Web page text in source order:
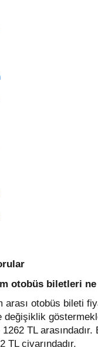
otobüs biletleri ne
arası otobüs bileti
değişiklik
TL arasındadır.
TL civarındadır.